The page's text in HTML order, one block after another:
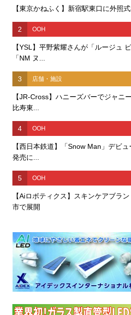
【東京かねふく】新宿駅東口に外照
2 OOH
【YSL】平野紫耀さんが「ルージュ
「NM ヌ...
3 店舗・施設
【JR-Cross】ハニーズバーでジャニ
比寿東...
4 OOH
【西日本鉄道】「Snow Man」デビ
発売に...
5 OOH
【Aiロボティクス】スキンケアブラ
市で展開